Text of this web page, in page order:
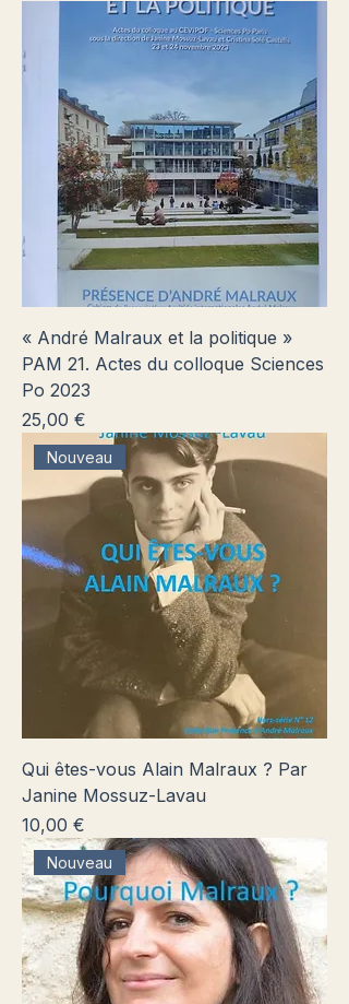
« André Malraux et la politique »
PAM 21. Actes du colloque Sciences
Po 2023
Prix
25,00 €
Nouveau
Qui êtes-vous Alain Malraux ? Par
Janine Mossuz-Lavau
Prix
10,00 €
Nouveau